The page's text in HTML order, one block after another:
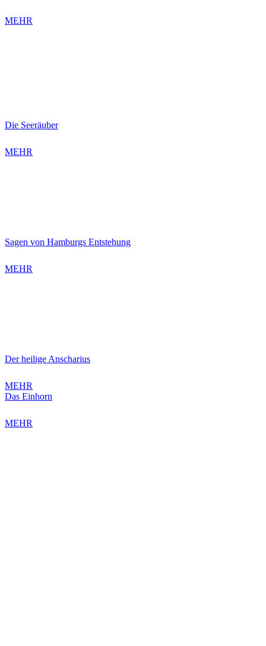
MEHR
Die Seeräuber
MEHR
Sagen von Hamburgs Entstehung
MEHR
Der heilige Anscharius
MEHR
Das Einhorn
MEHR